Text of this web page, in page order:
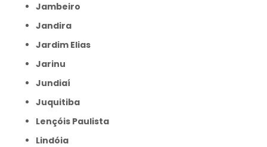
Jambeiro
Jandira
Jardim Elias
Jarinu
Jundiaí
Juquitiba
Lençóis Paulista
Lindóia